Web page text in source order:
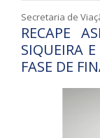
Secretaria de
RECAPE
SIQUEIRA
FASE DE